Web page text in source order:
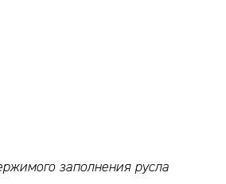
заполнения русла